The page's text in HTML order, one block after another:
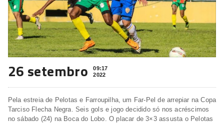
26 setembro
09:17
2022
Pela estreia de Pelotas e Farroupilha, um Far-Pel de arrepiar na Copa
Tarciso Flecha Negra. Seis gols e jogo decidido só nos acréscimos
no sábado (24) na Boca do Lobo. O placar de 3×3 assusta o Pelotas